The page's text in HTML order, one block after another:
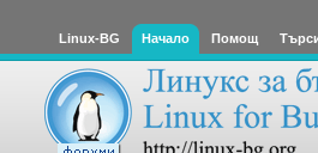
Linux-BG Начало Помощ